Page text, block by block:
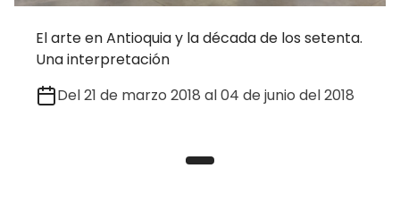
El arte en Antioquia y la década de los setenta.
Una interpretación
Del 21 de marzo 2018 al 04 de junio del 2018